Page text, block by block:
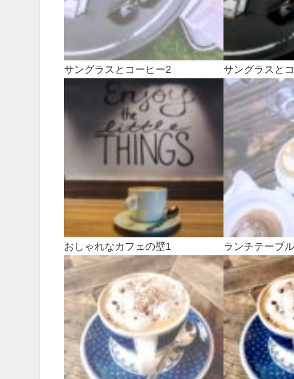
サングラスとコーヒー2 サングラスと
おしゃれなカフェの壁1 ランチテーブ